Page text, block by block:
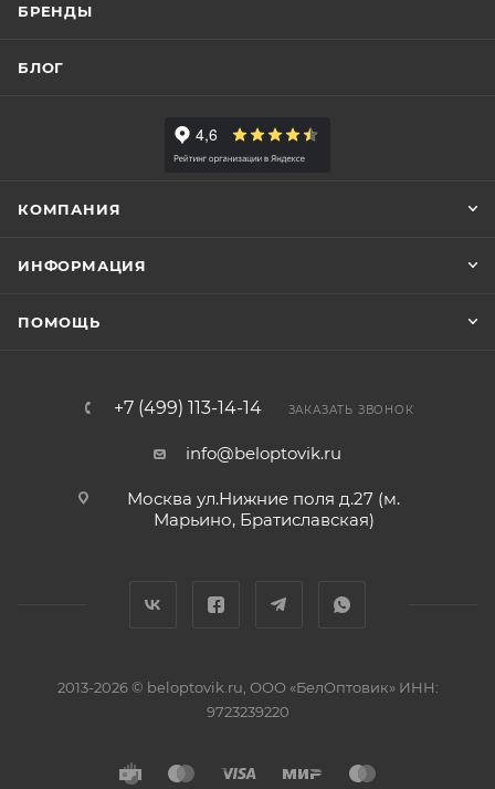
БРЕНДЫ
БЛОГ
КОМПАНИЯ
ИНФОРМАЦИЯ
ПОМОЩЬ
+7 (499) 113-14-14 ЗАКАЗАТЬ ЗВОНОК
info@beloptovik.ru
Москва ул.Нижние поля д.27 (м.
Марьино, Братиславская)
2013-2026 © beloptovik.ru, ООО «БелОптовик» ИНН:
9723239220